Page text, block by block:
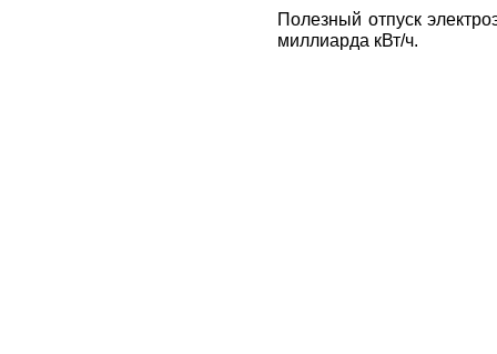
Полезный отпуск
миллиарда кВт/ч.